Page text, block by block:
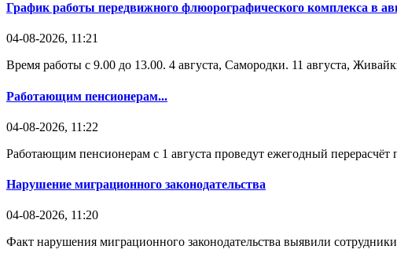
График работы передвижного флюорографического комплекса в
04-08-2026, 11:21
Время работы с 9.00 до 13.00. 4 августа, Самородки. 11 августа,
Работающим пенсионерам...
04-08-2026, 11:22
Работающим пенсионерам с 1 августа проведут ежегодный
Нарушение миграционного законодательства
04-08-2026, 11:20
Факт нарушения миграционного законодательства выявили